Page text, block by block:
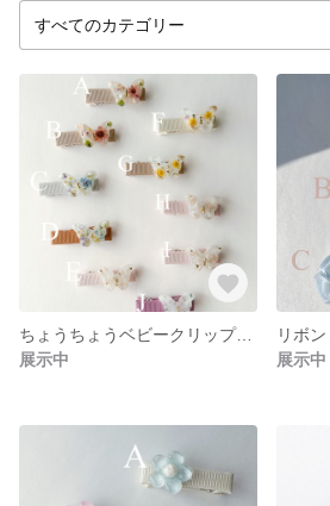
ちょうちょうベビークリップ（滑り止め付）
展示中
展示中